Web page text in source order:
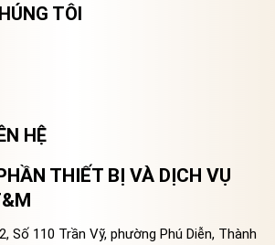
TÔI
HỆ
THIẾT BỊ VÀ DỊCH VỤ
Số 110 Trần Vỹ, phường Phú Diễn, Thành